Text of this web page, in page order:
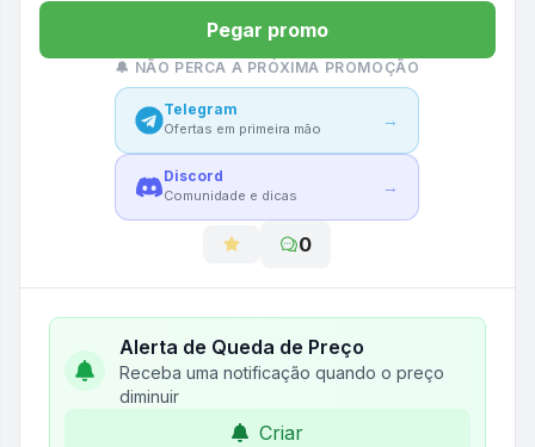
Pegar promo
🔔 NÃO PERCA A PRÓXIMA PROMOÇÃO
Telegram
Ofertas em primeira mão →
Discord
Comunidade e dicas →
0
Alerta de Queda de Preço
Receba uma notificação quando o preço
diminuir
Criar